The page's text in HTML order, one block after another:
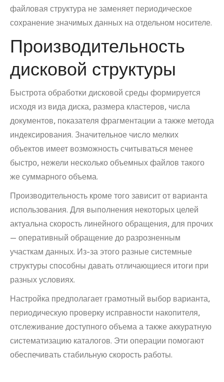
файловая структура не заменяет периодическое
сохранение значимых данных на отдельном носителе.
Производительность
дисковой структуры
Быстрота обработки дисковой среды формируется
исходя из вида диска, размера кластеров, числа
документов, показателя фрагментации а также метода
индексирования. Значительное число мелких
объектов имеет возможность считываться менее
быстро, нежели несколько объемных файлов такого
же суммарного объема.
Производительность кроме того зависит от варианта
использования. Для выполнения некоторых целей
актуальна скорость линейного обращения, для прочих
— оперативный обращение до разрозненным
участкам данных. Из-за этого разные системные
структуры способны давать отличающиеся итоги при
разных условиях.
Настройка предполагает грамотный выбор варианта,
периодическую проверку исправности накопителя,
отслеживание доступного объема а также аккуратную
систематизацию каталогов. Эти операции помогают
обеспечивать стабильную скорость работы.